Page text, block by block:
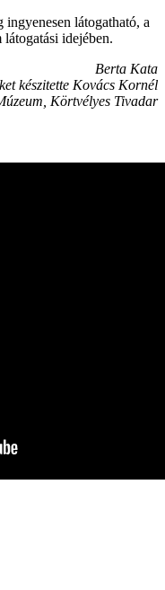
látogatható, a
idejében.
Berta Kata
készitette Kovács Kornél
Körtvélyes Tivadar